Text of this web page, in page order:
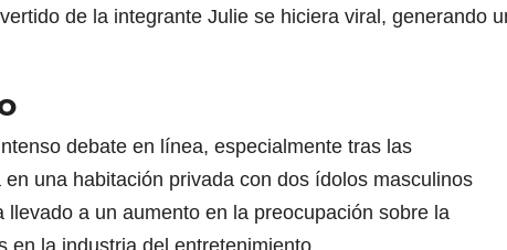
de la integrante Julie se hiciera viral, generando
debate en línea, especialmente tras las
una habitación privada con dos ídolos masculinos
a un aumento en la preocupación sobre la
en la industria del entretenimiento.